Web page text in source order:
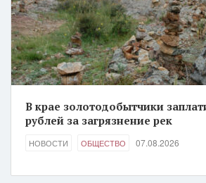
В крае золотодобытчики
рублей за загрязнение рек
НОВОСТИ ОБЩЕСТВО 07.08.2026